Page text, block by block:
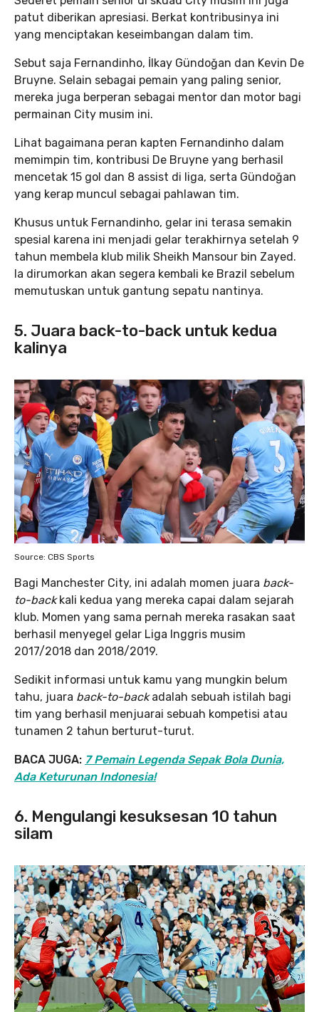
patut diberikan apresiasi. Berkat kontribusinya ini
yang menciptakan keseimbangan dalam tim.
Sebut saja Fernandinho, İlkay Gündoğan dan Kevin De
Bruyne. Selain sebagai pemain yang paling senior,
mereka juga berperan sebagai mentor dan motor bagi
permainan City musim ini.
Lihat bagaimana peran kapten Fernandinho dalam
memimpin tim, kontribusi De Bruyne yang berhasil
mencetak 15 gol dan 8 assist di liga, serta Gündoğan
yang kerap muncul sebagai pahlawan tim.
Khusus untuk Fernandinho, gelar ini terasa semakin
spesial karena ini menjadi gelar terakhirnya setelah 9
tahun membela klub milik Sheikh Mansour bin Zayed.
Ia dirumorkan akan segera kembali ke Brazil sebelum
memutuskan untuk gantung sepatu nantinya.
5. Juara back-to-back untuk kedua
kalinya
Source: CBS Sports
Bagi Manchester City, ini adalah momen juara back-
to-backkali kedua yang mereka capai dalam sejarah
klub. Momen yang sama pernah mereka rasakan saat
berhasil menyegel gelar Liga Inggris musim
2017/2018 dan 2018/2019.
Sedikit informasi untuk kamu yang mungkin belum
tahu, juara back-to-backadalah sebuah istilah bagi
tim yang berhasil menjuarai sebuah kompetisi atau
tunamen 2 tahun berturut-turut.
BACA JUGA: 7 Pemain Legenda Sepak Bola Dunia,
Ada Keturunan Indonesia!
6. Mengulangi kesuksesan 10 tahun
silam